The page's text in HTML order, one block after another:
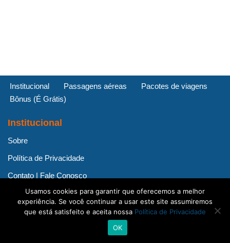
Institucional Passagens aéreas
Pacotes de viagens
Bônus (É Grátis)
Institucional
Sobre
Política de Privacidade
Contato | Fale Conosco
| Movido a WordPress
Usamos cookies para garantir que oferecemos a melhor
experiência. Se você continuar a usar este site assumiremos
que está satisfeito e aceita nossa Política de Privacidade
OK